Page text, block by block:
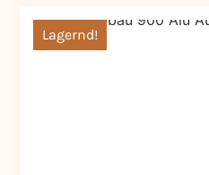
Lagernd!